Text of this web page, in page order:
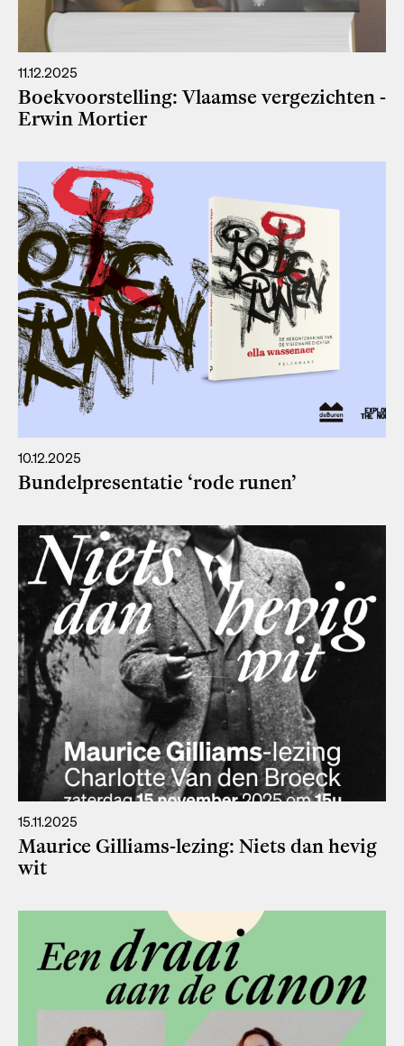
11.12.2025
Boekvoorstelling: Vlaamse vergezichten -
Erwin Mortier
10.12.2025
Bundelpresentatie ‘rode runen’
15.11.2025
Maurice Gilliams-lezing: Niets dan hevig
wit